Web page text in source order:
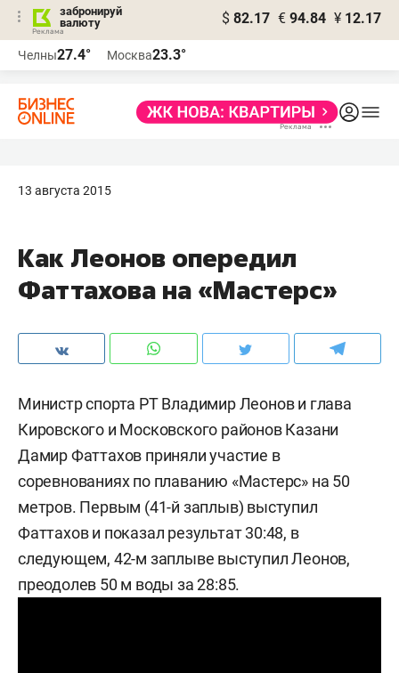
забронируй
валюту
$ 82.17 € 94.84 ¥ 12.17
Челны27.4° Москва23.3°
13 августа 2015
Как Леонов опередил
Фаттахова на «Мастерс»
Министр спорта РТ Владимир Леонов и глава
Кировского и Московского районов Казани
Дамир Фаттахов приняли участие в
соревнованиях по плаванию «Мастерс» на 50
метров. Первым (41-й заплыв) выступил
Фаттахов и показал результат 30:48, в
следующем, 42-м заплыве выступил Леонов,
преодолев 50 м воды за 28:85.